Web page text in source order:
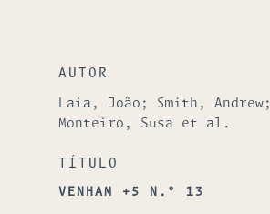
AUTOR
Laia, João; Smith, Andrew;
Monteiro, Susa et al.
TÍTULO
VENHAM +5 N.º 13